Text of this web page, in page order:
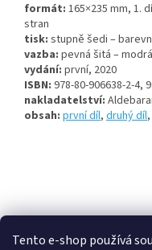
Tento e-shop používá
formát: 165×235 mm, 1.
stran
tisk: stupně šedi –
vazba: pevná šitá –
vydání: první, 2020
ISBN: 978-80-906638-2-4,
nakladatelství:
obsah: první díl, druhý díl,
p